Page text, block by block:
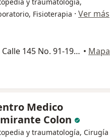
Fisioterapia · Ver más
C.C. CENTRO SUBA - Calle 145 No. 91-19 (2P) L-10-104 Bogotá D.C., Suba • Mapa
Medico
Colon
y traumatología, Cirugía